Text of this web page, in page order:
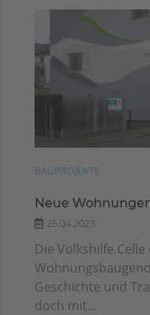
BAUPROJEKTE
Neue
26.04.2023
Die Volkshilfe Celle
Geschichte und
doch mit...